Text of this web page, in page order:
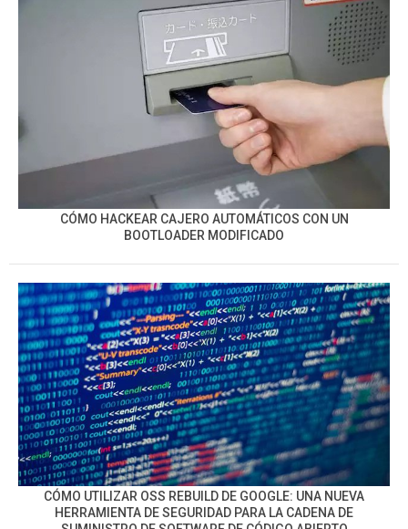
CÓMO HACKEAR CAJERO AUTOMÁTICOS CON UN
BOOTLOADER MODIFICADO
CÓMO UTILIZAR OSS REBUILD DE GOOGLE: UNA NUEVA
HERRAMIENTA DE SEGURIDAD PARA LA CADENA DE